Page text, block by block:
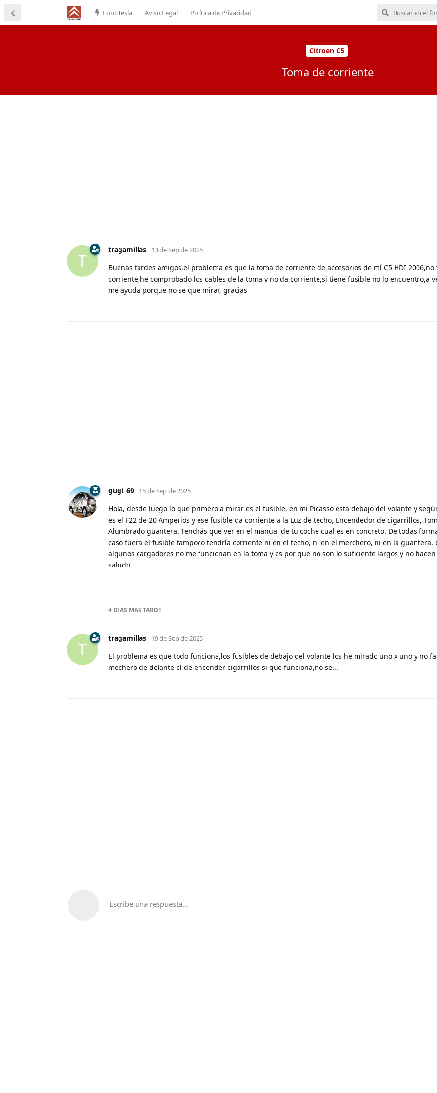
Foro Tesla Aviso Legal Política de Privacidad
Citroen C5
Toma de corriente
T
tragamillas 13 de Sep de 2025
Buenas tardes amigos,el problema es que la toma de corriente de accesorios de mí C5 HDI 2006,no
corriente,he comprobado los cables de la toma y no da corriente,si tiene fusible no lo encuentro,a
me ayuda porque no se que mirar, gracias
gugi_69 15 de Sep de 2025
Hola, desde luego lo que primero a mirar es el fusible, en mi Picasso esta debajo del volante y
es el F22 de 20 Amperios y ese fusible da corriente a la Luz de techo, Encendedor de cigarrillos,
Alumbrado guantera. Tendrás que ver en el manual de tu coche cual es en concreto. De todas
caso fuera el fusible tampoco tendría corriente ni en el techo, ni en el merchero, ni en la guantera.
algunos cargadores no me funcionan en la toma y es por que no son lo suficiente largos y no hacen
saludo.
4 DÍAS MÁS TARDE
T
tragamillas 19 de Sep de 2025
El problema es que todo funciona,los fusibles de debajo del volante los he mirado uno x uno y no
mechero de delante el de encender cigarrillos si que funciona,no se...
Escribe una respuesta...